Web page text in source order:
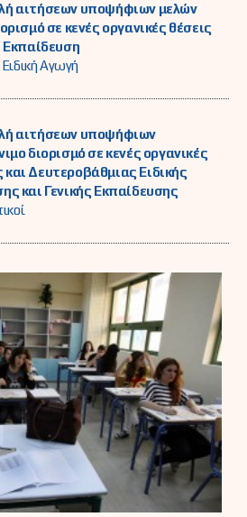
αιτήσεων υποψήφιων μελών
σε κενές οργανικές θέσεις
Εκπαίδευση
Ειδική Αγωγή
αιτήσεων υποψήφιων
διορισμό σε κενές οργανικές
Δευτεροβάθμιας Ειδικής
και Γενικής Εκπαίδευσης